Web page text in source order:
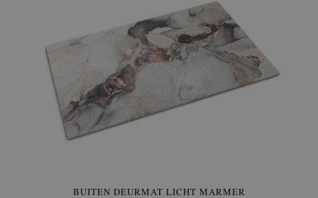
BUITEN DEURMAT LICHT MARMER